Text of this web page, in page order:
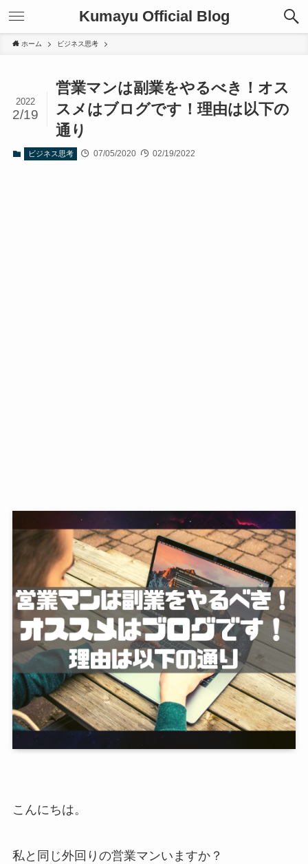
Kumayu Official Blog
ホーム ビジネス思考
営業マンは副業をやるべき！オス
スメはブログです！理由は以下の
通り
2022
2/19
ビジネス思考 07/05/2020 02/19/2022
こんにちは。
私と同じ外回りの営業マンいますか？